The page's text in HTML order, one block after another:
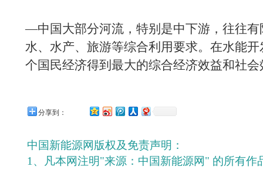
—中国大部分河流，特别是中下游，往往有
水、水产、旅游等综合利用要求。在水能
个国民经济得到最大的综合经济效益和社会
分享到：
中国新能源网版权及免责声明：
1、凡本网注明"来源：中国新能源网" 的所有作